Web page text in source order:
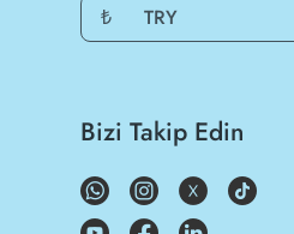
₺ TRY
Bizi Takip Edin